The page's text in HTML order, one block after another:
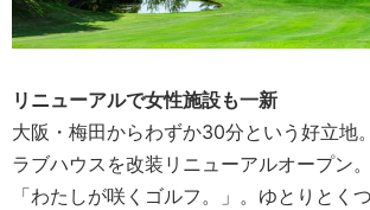
リニューアルで女性施設も一新
大阪・梅田からわずか30分という好立地
ラブハウスを改装リニューアルオープン
「わたしが咲くゴルフ。」。ゆとりとく